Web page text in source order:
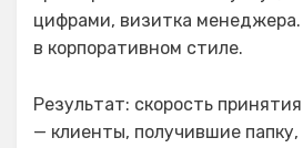
цифрами, визитка
в корпоративном стиле.
Результат: скорость
— клиенты, получившие